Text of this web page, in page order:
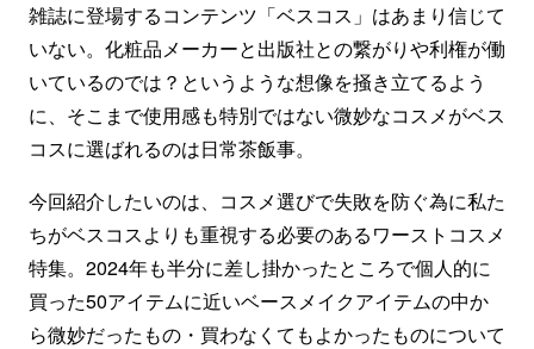
雑誌に登場するコンテンツ「ベスコス」はあまり信じて
いない。化粧品メーカーと出版社との繋がりや利権が働
いているのでは？というような想像を掻き立てるよう
に、そこまで使用感も特別ではない微妙なコスメがベス
コスに選ばれるのは日常茶飯事。
今回紹介したいのは、コスメ選びで失敗を防ぐ為に私た
ちがベスコスよりも重視する必要のあるワーストコスメ
特集。2024年も半分に差し掛かったところで個人的に
買った50アイテムに近いベースメイクアイテムの中か
ら微妙だったもの・買わなくてもよかったものについて